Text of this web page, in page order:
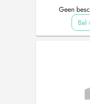
Geen
Bel